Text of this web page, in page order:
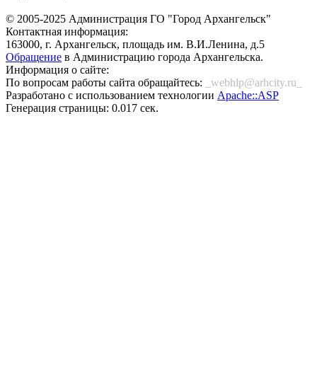
© 2005-2025 Администрация ГО "Город Архангельск"
Контактная информация:
163000, г. Архангельск, площадь им. В.И.Ленина, д.5
Обращение в Администрацию города Архангельска.
Информация о сайте:
По вопросам работы сайта обращайтесь:
_webhlp@arhcity.ru_
Разработано с использованием технологии Apache::ASP
Генерация страницы: 0.017 сек.